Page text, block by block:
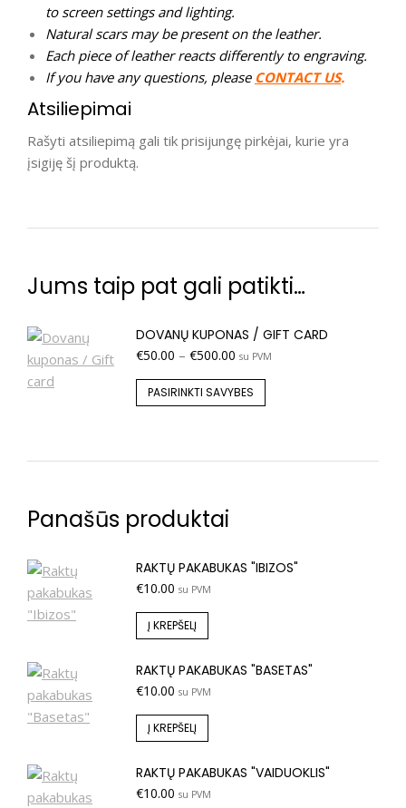
to screen settings and lighting.
Natural scars may be present on the leather.
Each piece of leather reacts differently to engraving.
If you have any questions, please CONTACT US.
Atsiliepimai
Rašyti atsiliepimą gali tik prisijungę pirkėjai, kurie yra
įsigiję šį produktą.
Jums taip pat gali patikti…
DOVANŲ KUPONAS / GIFT CARD
€50.00 – €500.00 su PVM
PASIRINKTI SAVYBES
Panašūs produktai
RAKTŲ PAKABUKAS "IBIZOS"
€10.00 su PVM
Į KREPŠELĮ
RAKTŲ PAKABUKAS "BASETAS"
€10.00 su PVM
Į KREPŠELĮ
RAKTŲ PAKABUKAS "VAIDUOKLIS"
€10.00 su PVM